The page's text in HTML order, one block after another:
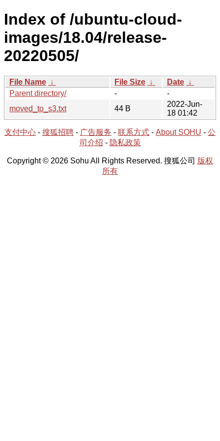
Index of /ubuntu-cloud-
images/18.04/release-
20220505/
File Name ↓ File Size ↓ Date ↓
Parent directory/
-
-
moved_to_s3.txt
44 B
2022-Jun-
18 01:42
支付中心 - 搜狐招聘 - 广告服务 - 联系方式 - About SOHU - 公
司介绍 - 隐私政策
Copyright © 2026 Sohu All Rights Reserved. 搜狐公司 版权
所有